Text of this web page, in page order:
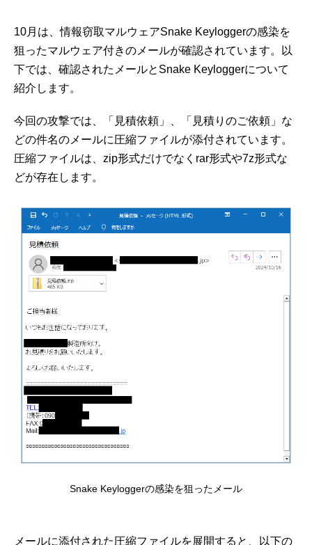
10月は、情報窃取マルウェアSnake Keyloggerの感染を
狙ったマルウェア付きのメールが確認されています。以
下では、確認されたメールとSnake Keyloggerについて
紹介します。
今回の攻撃では、「見積依頼」、「見積りのご依頼」な
どの件名のメールに圧縮ファイルが添付されています。
圧縮ファイルは、zip形式だけでなくrar形式や7z形式な
どが存在します。
Snake Keyloggerの感染を狙ったメール
メールに添付された圧縮ファイルを展開すると、以下の